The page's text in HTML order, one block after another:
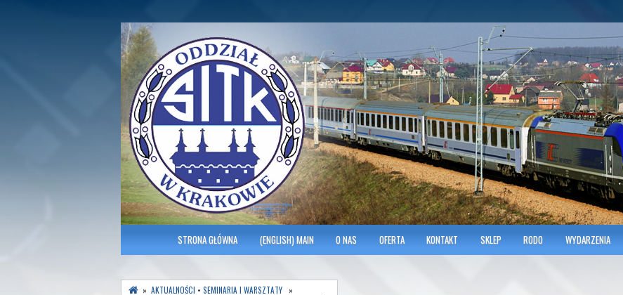
SITK RP Oddział w KRAKOWIE
MENU GŁÓWNESTRONA GŁÓWNA (ENGLISH) MAIN O NAS OFERTA KONTAKT SKLEP RODO WYDARZENIA
» AKTUALNOŚCI • SEMINARIA I WARSZTATY »